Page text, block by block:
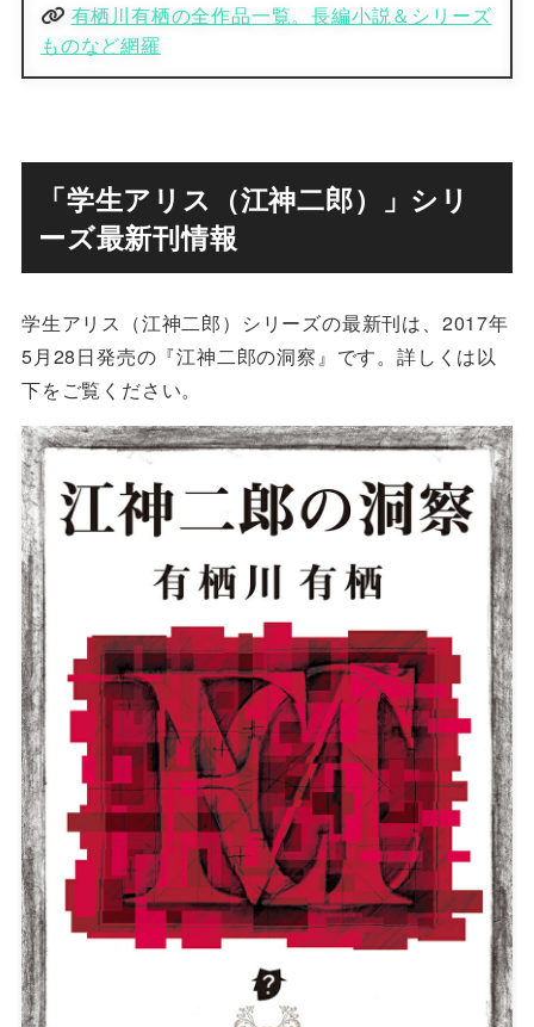
有栖川有栖の全作品一覧。長編小説＆シリーズ
ものなど網羅
「学生アリス（江神二郎）」シリ
ーズ最新刊情報
学生アリス（江神二郎）シリーズの最新刊は、2017年
5月28日発売の『江神二郎の洞察』です。詳しくは以
下をご覧ください。